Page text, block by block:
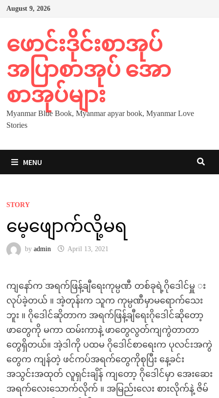
Skip
August 9, 2026
ဖောင်းဒိုင်းစာအုပ်
အပြာစာအုပ် အော
စာအုပ်များ
Myanmar Blue Book, Myanmar apyar book, Myanmar Love
Stories
MENU
STORY
မေ့ဖျောက်လို့မရ
by admin April 13, 2021
ကျနော်က အရက်ဖြန့်ချီရေးကုမ္ပဏီ တစ်ခုရဲ့ဂိုဒေါင်မှူ း
လုပ်ခဲ့တယ် ။ အဲ့တုန်းက သူက ကုမ္ပဏီမှာမရောက်သေး
ဘူး ။ ဂိုဒေါင်ဆိုတာက အရက်ဖြန့်ချီရေးဂိုဒေါင်ဆိုတော့
ဖာတွေကို မကာ ထမ်းကာနဲ့ ဖာတွေလွတ်ကျကွဲတာတာ
တွေရှိတယ်။ အဲ့ဒါကို ပထမ ဂိုဒေါင်စာရေးက ပုလင်းအကွဲ
တွေက ကျန်တဲ့ ဖင်ကပ်အရက်တွေကိုစုပြီး နေ့ခင်း
အသွင်းအထုတ် လူရှင်းချိန် ကျတော့ ဂိုဒေါင်မှာ အေးဆေး
အရက်လေးသောက်လိုက် ။ အမြည်းလေး စားလိုက်နဲ့ ဇိမ်